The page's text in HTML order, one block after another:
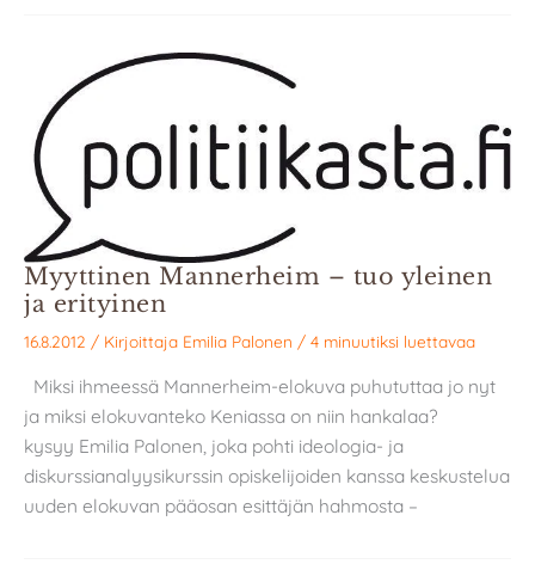
Myyttinen Mannerheim – tuo yleinen
ja erityinen
16.8.2012 / Kirjoittaja Emilia Palonen / 4 minuutiksi luettavaa
Miksi ihmeessä Mannerheim-elokuva puhututtaa jo nyt
ja miksi elokuvanteko Keniassa on niin hankalaa?
kysyy Emilia Palonen, joka pohti ideologia- ja
diskurssianalyysikurssin opiskelijoiden kanssa keskustelua
uuden elokuvan pääosan esittäjän hahmosta –